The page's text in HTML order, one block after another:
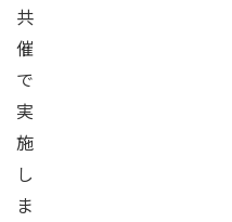
共
催
で
実
施
し
ま